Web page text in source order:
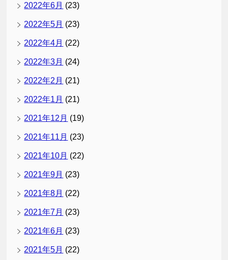
2022年6月 (23)
2022年5月 (23)
2022年4月 (22)
2022年3月 (24)
2022年2月 (21)
2022年1月 (21)
2021年12月 (19)
2021年11月 (23)
2021年10月 (22)
2021年9月 (23)
2021年8月 (22)
2021年7月 (23)
2021年6月 (23)
2021年5月 (22)